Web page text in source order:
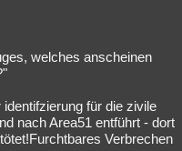
welches anscheinen
für die zivile
nach Area51 entführt - dort
Verbrechen